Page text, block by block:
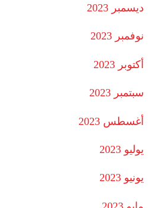
ديسمبر 2023
نوفمبر 2023
أكتوبر 2023
سبتمبر 2023
أغسطس 2023
يوليو 2023
يونيو 2023